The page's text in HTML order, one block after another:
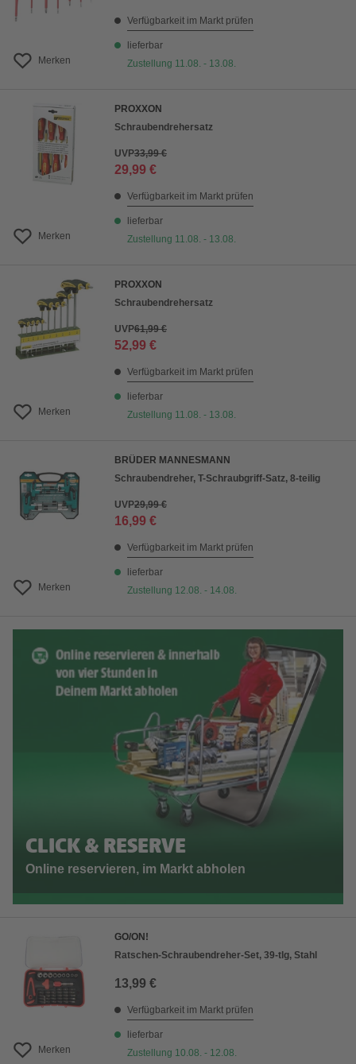
Merken
Verfügbarkeit im Markt prüfen
lieferbar
Zustellung 11.08. - 13.08.
Merken
PROXXON
Schraubendrehersatz
UVP33,99 €
29,99 €
Verfügbarkeit im Markt prüfen
lieferbar
Zustellung 11.08. - 13.08.
Merken
PROXXON
Schraubendrehersatz
UVP61,99 €
52,99 €
Verfügbarkeit im Markt prüfen
lieferbar
Zustellung 11.08. - 13.08.
Merken
BRÜDER MANNESMANN
Schraubendreher, T-Schraubgriff-Satz, 8-teilig
UVP29,99 €
16,99 €
Verfügbarkeit im Markt prüfen
lieferbar
Zustellung 12.08. - 14.08.
CLICK & RESERVE
Online reservieren, im Markt abholen
Merken
GO/ON!
Ratschen-Schraubendreher-Set, 39-tlg, Stahl
13,99 €
Verfügbarkeit im Markt prüfen
lieferbar
Zustellung 10.08. - 12.08.